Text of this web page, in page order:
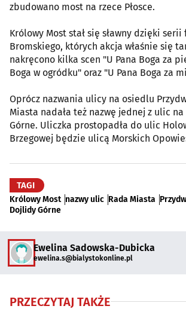
zbudowano most na rzece Płosce.
Królowy Most stał się sławny dzięki serii
Bromskiego, których akcja właśnie się
nakręcono kilka scen "U Pana Boga za
Boga w ogródku" oraz "U Pana Boga za
Oprócz nazwania ulicy na osiedlu
Miasta nadała też nazwę jednej z ulic
Górne. Uliczka prostopadła do ulic
Brzegowej będzie ulicą Morskich
TAGI
Królowy Most nazwy ulic Rada Miasta
Dojlidy Górne
Ewelina Sadowska-Dubicka
ewelina.s@bialystokonline.pl
PRZECZYTAJ TAKŻE